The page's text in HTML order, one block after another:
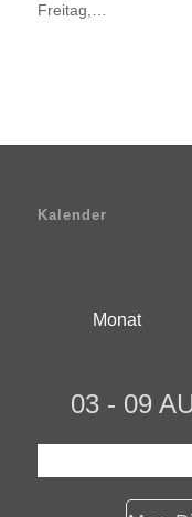
Freitag,…
Kalender
Monat
03 - 09